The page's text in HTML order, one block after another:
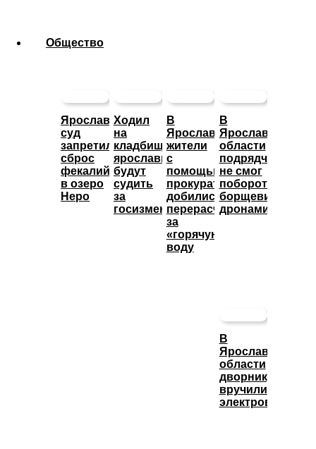
Общество
Ярославский
суд
запретил
сброс
фекалий
в озеро
Неро
Ходил
на
кладбище:
ярославца
будут
судить
за
госизмену
В
Ярославле
жители
с
помощью
прокуратуры
добились
перерасчета
за
«горячую»
воду
В
Ярославской
области
подрядчик
не смог
побороть
борщевик
дронами
В
Ярославской
области
дворнику
вручили